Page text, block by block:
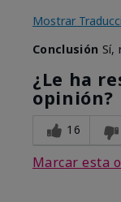
Mostrar
Conclusión Sí,
¿Le ha
opinión?
16
Marcar esta